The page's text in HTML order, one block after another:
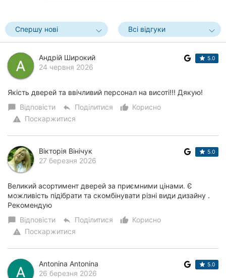
Спершу нові Всі відгуки
Андрій Широкий
24 червня 2026
5.0
Якість дверей та ввічливий персонал на висоті!!! Дякую!
chat_bubble Відповісти reply Поділитися thumb_up_alt
Корисно
warning Поскаржитися
Вікторія Вінічук
27 березня 2026
5.0
Великий асортимент дверей за приємними цінами. Є
можливість підібрати та скомбінувати різні види дизайну .
Рекомендую
chat_bubble Відповісти reply Поділитися thumb_up_alt
Корисно
warning Поскаржитися
Antonina Antonina
26 березня 2026
5.0